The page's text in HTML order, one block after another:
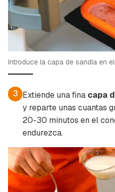
Introduce la capa de sandía en
3 Extiende una fina capa
y reparte unas cuantas
20-30 minutos en el
endurezca.